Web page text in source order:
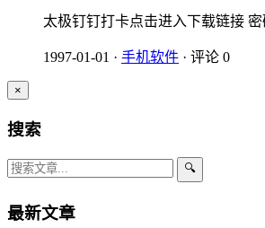
太极钉钉打卡点击进入下载链接 密
1997-01-01 · 手机软件 · 评论 0
×
搜索
🔍
最新文章